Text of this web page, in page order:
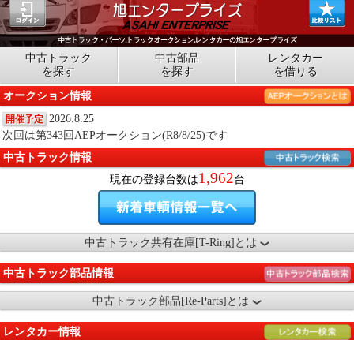
中古トラック
を探す
中古部品
を探す
レンタカー
を借りる
オークション情報
開催予定
2026.8.25
次回は第343回AEPオークション(R8/8/25)です
中古トラック情報
現在の登録台数は1,962台
中古トラック共有在庫[T-Ring]とは
中古トラック部品情報
中古トラック部品[Re-Parts]とは
レンタカー情報